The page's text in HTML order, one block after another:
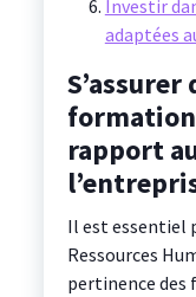
Investir
adaptées
rapport
Il est essentiel
Ressources
pertinence des